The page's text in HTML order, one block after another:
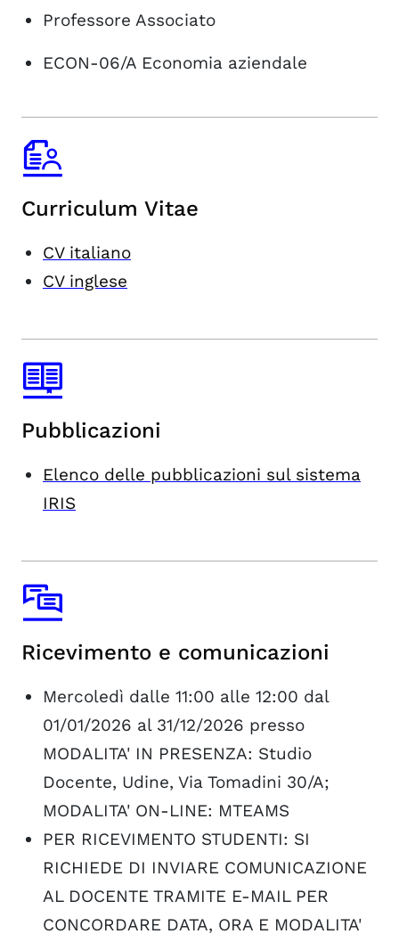
Professore Associato
ECON-06/A Economia aziendale
Curriculum Vitae
CV italiano
CV inglese
Pubblicazioni
Elenco delle pubblicazioni sul sistema
IRIS
Ricevimento e comunicazioni
Mercoledì dalle 11:00 alle 12:00 dal
01/01/2026 al 31/12/2026 presso
MODALITA' IN PRESENZA: Studio
Docente, Udine, Via Tomadini 30/A;
MODALITA' ON-LINE: MTEAMS
PER RICEVIMENTO STUDENTI: SI
RICHIEDE DI INVIARE COMUNICAZIONE
AL DOCENTE TRAMITE E-MAIL PER
CONCORDARE DATA, ORA E MODALITA'